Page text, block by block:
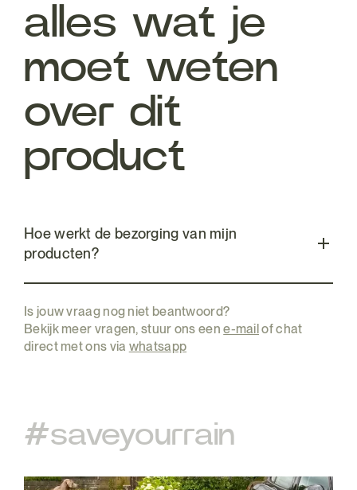
alles wat je
moet weten
over dit
product
Hoe werkt de bezorging van mijn
producten?
Is jouw vraag nog niet beantwoord?
Bekijk meer vragen, stuur ons eene-mailof chat
direct met ons via whatsapp
#saveyourrain